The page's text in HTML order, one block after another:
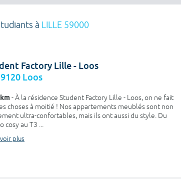
à LILLE 59000
Factory Lille - Loos
Loos
- À la résidence Student Factory Lille - Loos, on ne fait
choses à moitié ! Nos appartements meublés sont non
ultra-confortables, mais ils ont aussi du style. Du
cosy au T3 ...
plus